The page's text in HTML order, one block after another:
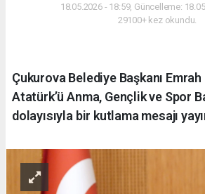
18.05.2026 - 18:59, Güncelleme:
29100+ kez okundu.
Çukurova Belediye Başkanı Emrah
Atatürk’ü Anma, Gençlik ve Spor
dolayısıyla bir kutlama mesajı